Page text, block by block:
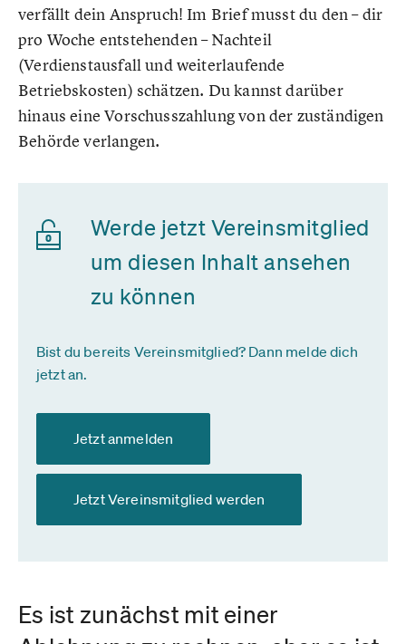
verfällt dein Anspruch! Im Brief musst du den – dir
pro Woche entstehenden – Nachteil
(Verdienstausfall und weiterlaufende
Betriebskosten) schätzen. Du kannst darüber
hinaus eine Vorschusszahlung von der zuständigen
Behörde verlangen.
Werde jetzt Vereinsmitglied
um diesen Inhalt ansehen
zu können
Bist du bereits Vereinsmitglied? Dann melde dich
jetzt an.
Jetzt anmelden
Jetzt Vereinsmitglied werden
Es ist zunächst mit einer